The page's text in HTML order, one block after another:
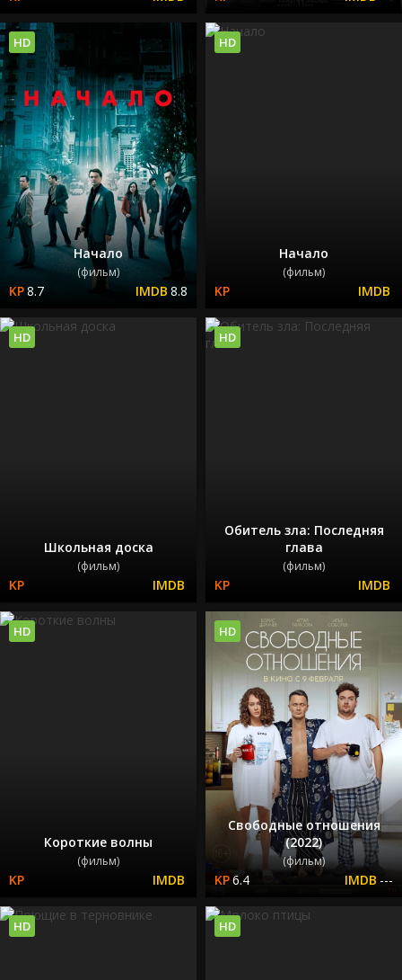
Начало
(фильм)
8.7 8.8
HD
Начало
(фильм)
HD
Школьная доска
(фильм)
HD
Обитель зла: Последняя
глава
(фильм)
HD
Короткие волны
(фильм)
HD
Свободные отношения
(2022)
(фильм)
6.4 ---
HD
HD HD